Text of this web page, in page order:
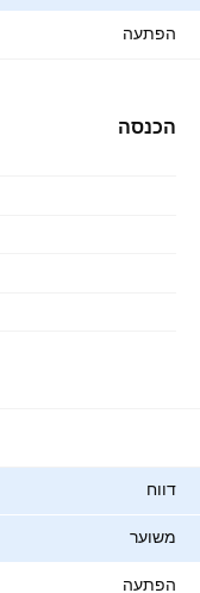
הפתעה
הכנסה
דווח
משוער
הפתעה